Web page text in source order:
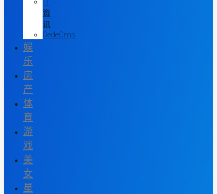
资
讯
DedeCms
娱
乐
房
产
体
育
游
戏
美
女
星